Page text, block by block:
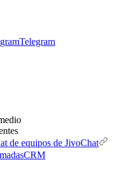
Telegram
de equipos de JivoChat
CRM